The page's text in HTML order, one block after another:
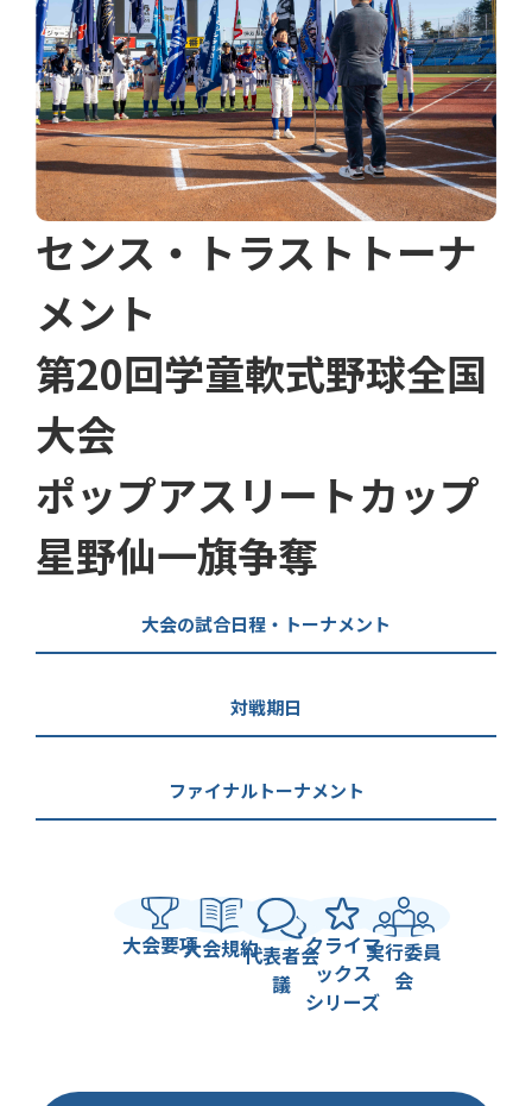
センス・トラストトーナ
メント
第20回学童軟式野球全国
大会
ポップアスリートカップ
星野仙一旗争奪
大会の試合日程・トーナメント
対戦期日
ファイナルトーナメント
大会要項大会規約代表者会
議
クライマ
ックス
シリーズ
実行委員
会